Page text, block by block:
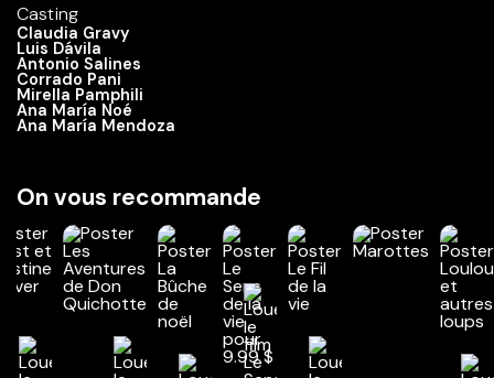
Casting
Claudia Gravy
Luis Dávila
Antonio Salines
Corrado Pani
Mirella Pamphili
Ana María Noé
Ana María Mendoza
On vous recommande